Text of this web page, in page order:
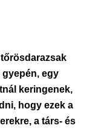
egy
keringenek,
hogy ezek a
a társ- és